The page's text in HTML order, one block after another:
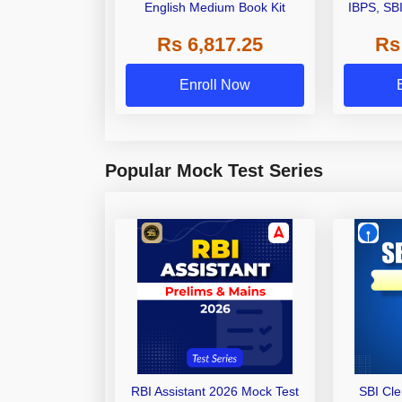
English Medium Book Kit
Rs 6,817.25
Enroll Now
IBPS,
Other
Popular Mock Test Series
RBI Assistant 2026 Mock Test
SBI